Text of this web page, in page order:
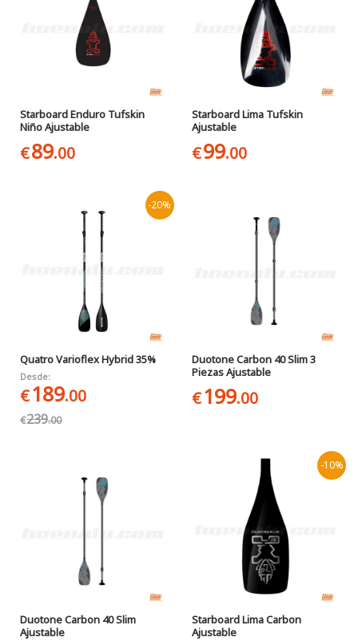
Starboard Enduro Tufskin
Niño Ajustable
€89.00
Starboard Lima Tufskin
Ajustable
€99.00
-20%
Quatro Varioflex Hybrid 35%
Desde:
€189.00
€239.00
Duotone Carbon 40 Slim 3
Piezas Ajustable
€199.00
Duotone Carbon 40 Slim
Ajustable
-10%
Starboard Lima Carbon
Ajustable